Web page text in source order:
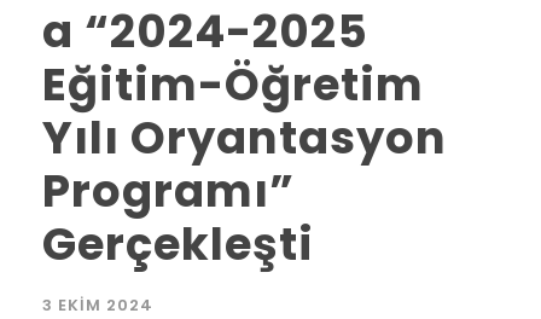
a “2024-2025
Eğitim-Öğretim
Yılı Oryantasyon
Programı”
Gerçekleşti
3 EKIM 2024